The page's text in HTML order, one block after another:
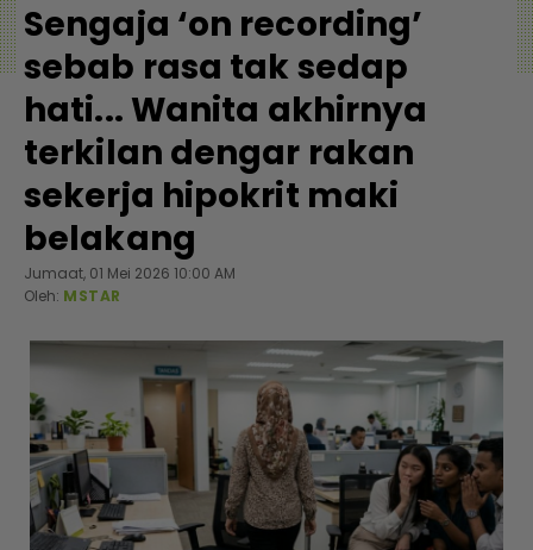
Sengaja ‘on recording’
sebab rasa tak sedap
hati... Wanita akhirnya
terkilan dengar rakan
sekerja hipokrit maki
belakang
Jumaat, 01 Mei 2026 10:00 AM
Oleh: MSTAR